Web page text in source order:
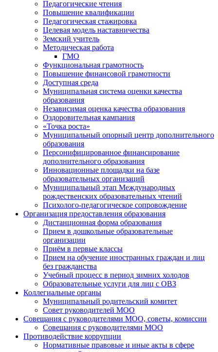
Педагогические чтения
Повышение квалификации
Педагогическая стажировка
Целевая модель наставничества
Земский учитель
Методическая работа
ГМО
Функциональная грамотность
Повышение финансовой грамотности
Доступная среда
Муниципальная система оценки качества
образования
Независимая оценка качества образования
Оздоровительная кампания
«Точка роста»
Муниципальный опорный центр дополнительного
образования
Персонифицированное финансирование
дополнительного образования
Инновационные площадки на базе
образовательных организаций
Муниципальный этап Международных
рождественских образовательных чтений
Психолого-педагогическое сопровождение
Организация предоставления образования
Дистанционная форма образования
Прием в дошкольные образовательные
организации
Приём в первые классы
Прием на обучение иностранных граждан и лиц
без гражданства
Учебный процесс в период зимних холодов
Образовательные услуги для лиц с ОВЗ
Коллегиальные органы
Муниципальный родительский комитет
Совет руководителей МОО
Совещания с руководителями МОО, советы, комиссии
Совещания с руководителями МОО
Противодействие коррупции
Нормативные правовые и иные акты в сфере